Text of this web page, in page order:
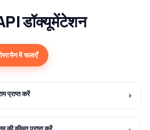
डॉक्यूमेंटेशन
में चलाएँ
प्राप्त करें